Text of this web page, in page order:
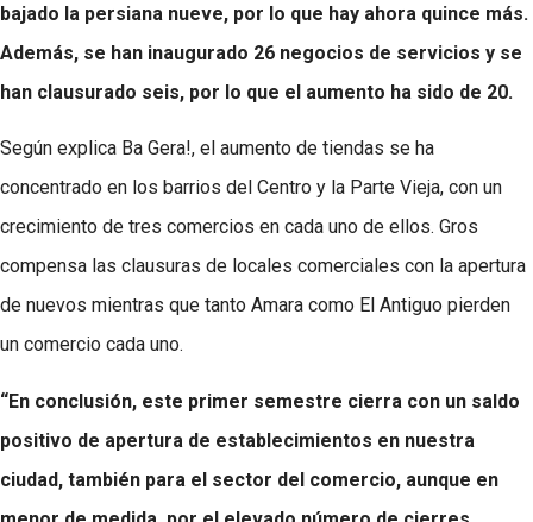
bajado la persiana nueve, por lo que hay ahora quince más.
Además, se han inaugurado 26 negocios de servicios y se
han clausurado seis, por lo que el aumento ha sido de 20.
Según explica Ba Gera!, el aumento de tiendas se ha
concentrado en los barrios del Centro y la Parte Vieja, con un
crecimiento de tres comercios en cada uno de ellos. Gros
compensa las clausuras de locales comerciales con la apertura
de nuevos mientras que tanto Amara como El Antiguo pierden
un comercio cada uno.
“En conclusión, este primer semestre cierra con un saldo
positivo de apertura de establecimientos en nuestra
ciudad, también para el sector del comercio, aunque en